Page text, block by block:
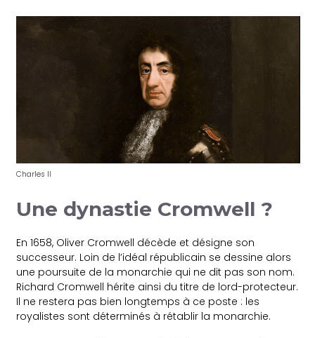
Charles II
Une dynastie Cromwell ?
En 1658, Oliver Cromwell décède et désigne son
successeur. Loin de l’idéal républicain se dessine alors
une poursuite de la monarchie qui ne dit pas son nom.
Richard Cromwell hérite ainsi du titre de lord-protecteur.
Il ne restera pas bien longtemps à ce poste : les
royalistes sont déterminés à rétablir la monarchie.